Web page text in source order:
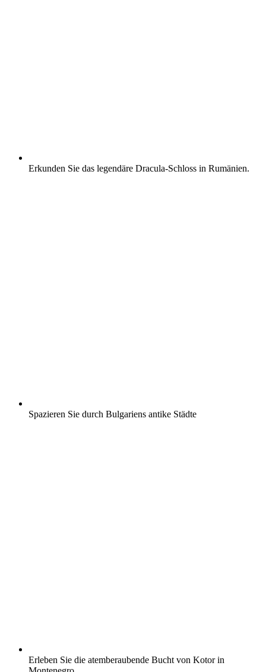
Erkunden Sie das legendäre Dracula-Schloss in Rumänien.
Spazieren Sie durch Bulgariens antike Städte
Erleben Sie die atemberaubende Bucht von Kotor in